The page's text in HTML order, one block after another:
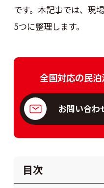
です。本記事では、現
5つに整理します。
全国対応の民
お問い合わ
目次